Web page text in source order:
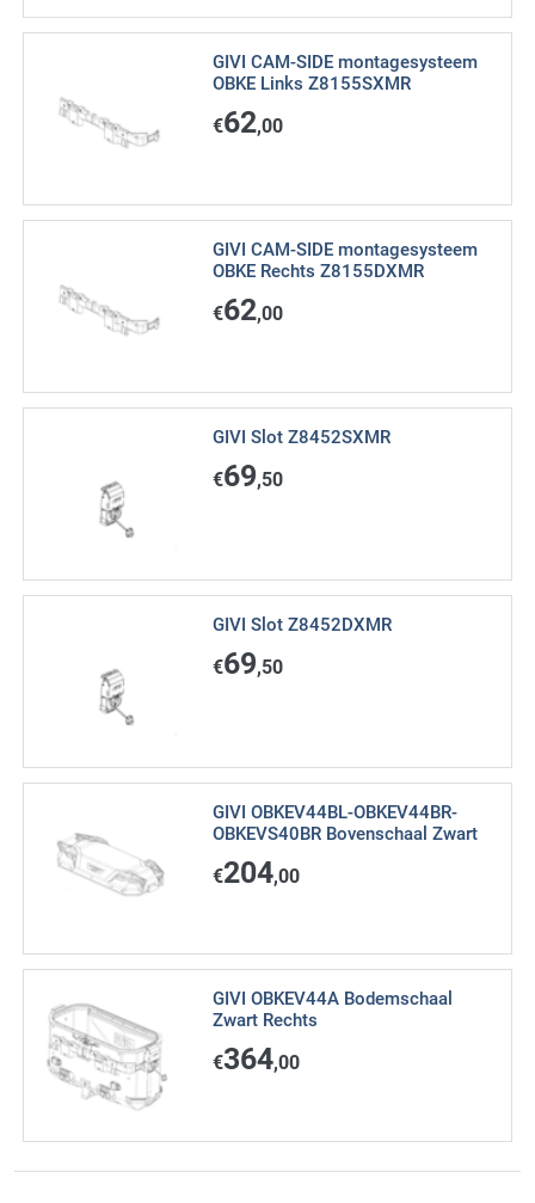
GIVI CAM-SIDE montagesysteem
OBKE Links Z8155SXMR
€62,00
GIVI CAM-SIDE montagesysteem
OBKE Rechts Z8155DXMR
€62,00
GIVI Slot Z8452SXMR
€69,50
GIVI Slot Z8452DXMR
€69,50
GIVI OBKEV44BL-OBKEV44BR-
OBKEVS40BR Bovenschaal Zwart
€204,00
GIVI OBKEV44A Bodemschaal
Zwart Rechts
€364,00